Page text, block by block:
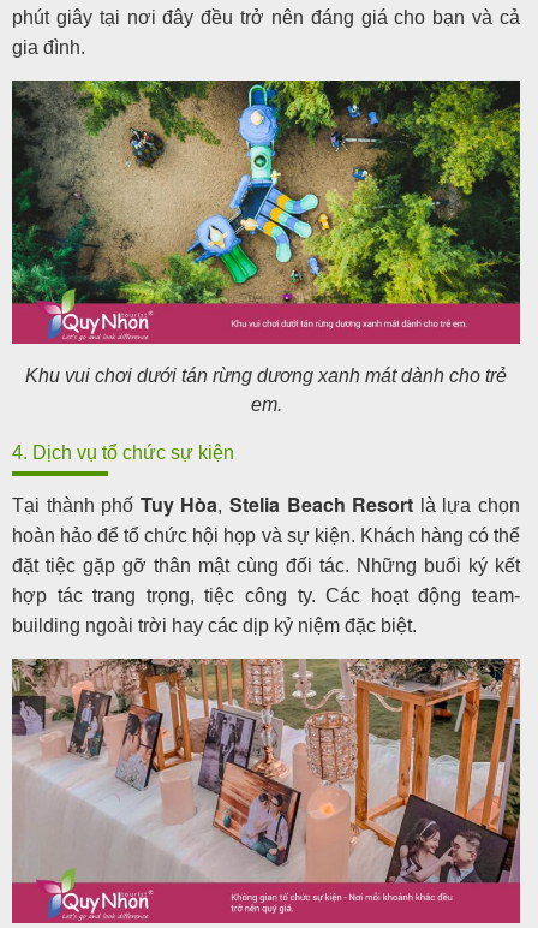
phút giây tại nơi đây đều trở nên đáng giá cho bạn và cả
gia đình.
Khu vui chơi dưới tán rừng dương xanh mát dành cho trẻ
em.
4. Dịch vụ tổ chức sự kiện
Tại thành phố Tuy Hòa,Stelia Beach Resort là lựa chọn
hoàn hảo để tổ chức hội họp và sự kiện. Khách hàng có thể
đặt tiệc gặp gỡ thân mật cùng đối tác. Những buổi ký kết
hợp tác trang trọng, tiệc công ty. Các hoạt động team-
building ngoài trời hay các dịp kỷ niệm đặc biệt.